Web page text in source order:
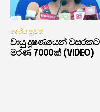
දේශීය පුවත්
වායු දූෂණයෙන් වසරකට
මරණ 7000ක් (VIDEO)